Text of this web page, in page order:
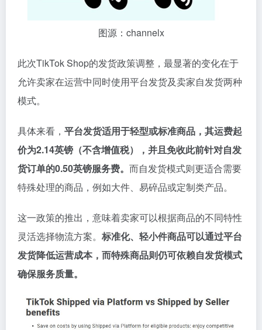
图源：channelx
此次TikTok Shop的发货政策调整，最显著的变化在于
允许卖家在运营中同时使用平台发货及卖家自发货两种
模式。
具体来看， 平台发货适用于轻型或标准商品，其运费起
价为2.14英镑（不含增值税），并且免收此前针对自发
货订单的0.50英镑服务费。 而自发货模式则更适合需要
特殊处理的商品，例如大件、易碎品或定制类产品。
这一政策的推出，意味着卖家可以根据商品的不同特性
灵活选择物流方案。 标准化、轻小件商品可以通过平台
发货降低运营成本，而特殊商品则仍可依赖自发货模式
确保服务质量。